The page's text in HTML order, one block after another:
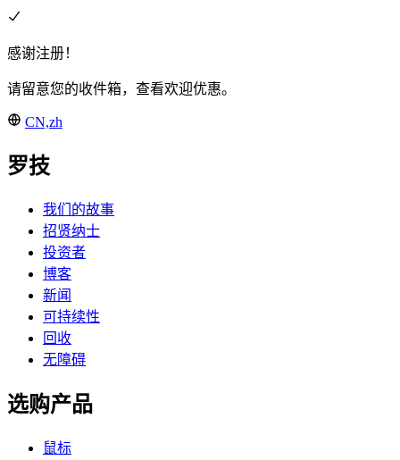
感谢注册！
请留意您的收件箱，查看欢迎优惠。
CN,zh
罗技
我们的故事
招贤纳士
投资者
博客
新闻
可持续性
回收
无障碍
选购产品
鼠标